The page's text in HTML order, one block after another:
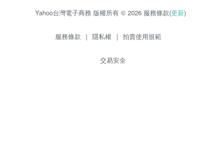
Yahoo台灣電子商務 版權所有 © 2026 服務條款(更新)
服務條款 | 隱私權 | 拍賣使用規範
交易安全